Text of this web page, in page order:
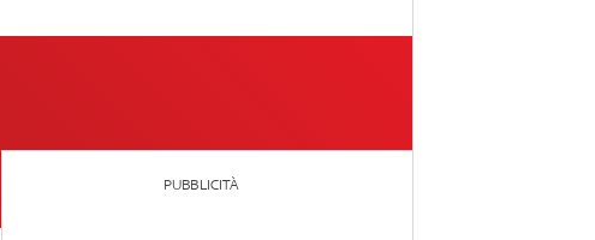
PUBBLICITÀ